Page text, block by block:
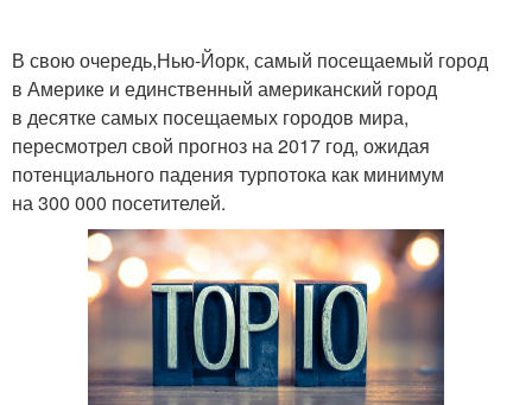
В свою очередь,Нью-Йорк, самый посещаемый город
в Америке и единственный американский город
в десятке самых посещаемых городов мира,
пересмотрел свой прогноз на 2017 год, ожидая
потенциального падения турпотока как минимум
на 300 000 посетителей.